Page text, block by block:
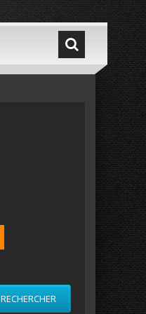
RECHERCHER